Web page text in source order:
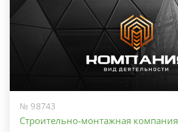
№ 98743
Строительно-монтажная компания